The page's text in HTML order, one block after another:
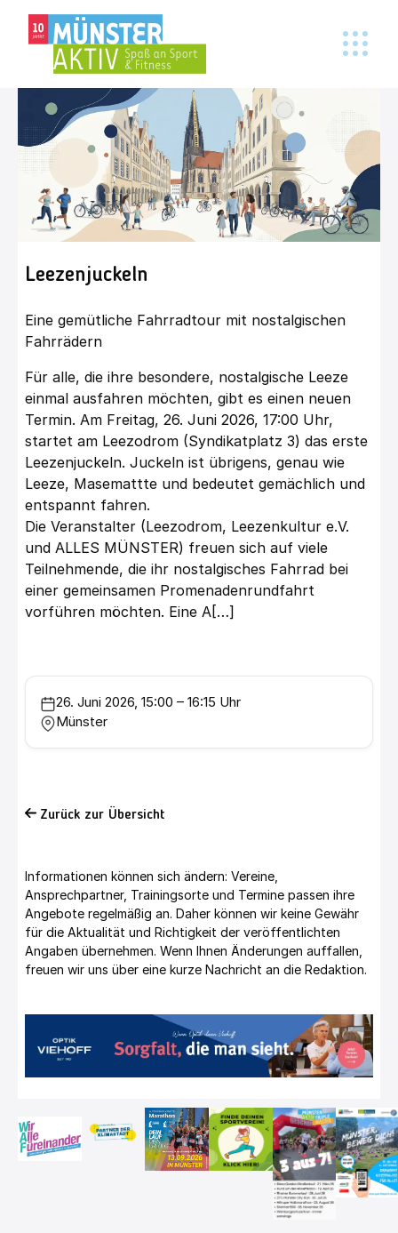
Leezenjuckeln
Eine gemütliche Fahrradtour mit nostalgischen
Fahrrädern
Für alle, die ihre besondere, nostalgische Leeze
einmal ausfahren möchten, gibt es einen neuen
Termin. Am Freitag, 26. Juni 2026, 17:00 Uhr,
startet am Leezodrom (Syndikatplatz 3) das erste
Leezenjuckeln. Juckeln ist übrigens, genau wie
Leeze, Masemattte und bedeutet gemächlich und
entspannt fahren.
Die Veranstalter (Leezodrom, Leezenkultur e.V.
und ALLES MÜNSTER) freuen sich auf viele
Teilnehmende, die ihr nostalgisches Fahrrad bei
einer gemeinsamen Promenadenrundfahrt
vorführen möchten. Eine A[…]
26. Juni 2026, 15:00 – 16:15 Uhr
Münster
Zurück zur Übersicht
Informationen können sich ändern: Vereine,
Ansprechpartner, Trainingsorte und Termine passen ihre
Angebote regelmäßig an. Daher können wir keine Gewähr
für die Aktualität und Richtigkeit der veröffentlichten
Angaben übernehmen. Wenn Ihnen Änderungen auffallen,
freuen wir uns über eine kurze Nachricht an die Redaktion.